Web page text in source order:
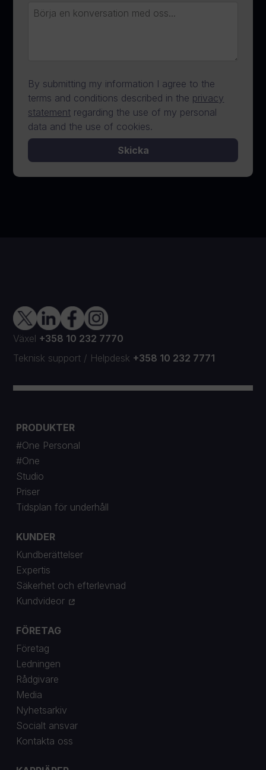
By submitting my information I agree to the
terms and conditions described in the privacy
statement regarding the use of my personal
data and the use of cookies.
Skicka
Växel +358 10 232 7770
Teknisk support / Helpdesk +358 10 232 7771
PRODUKTER
#One Personal
#One
Studio
Priser
Tidsplan för underhåll
KUNDER
Kundberättelser
Expertis
Säkerhet och efterlevnad
Kundvideor
FÖRETAG
Företag
Ledningen
Rådgivare
Media
Nyhetsarkiv
Socialt ansvar
Kontakta oss